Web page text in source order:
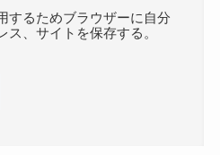
するためブラウザーに自分
ス、サイトを保存する。